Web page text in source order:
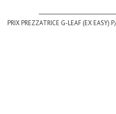
PRIX PREZZATRICE G-LEAF (EX EASY)